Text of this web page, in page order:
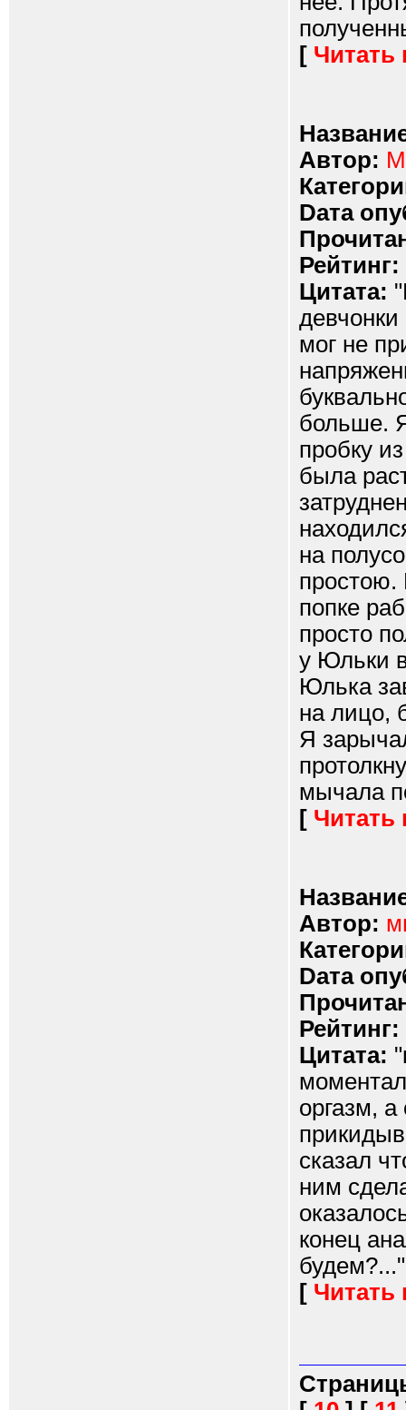
[ Читать
Автор:
Dата
Рейтинг:
Цитата:
мог не
больше.
пробку
была
на
простою.
попке
просто
у Юльки
Юлька
на лицо,
Я
мычала
[ Читать
Автор:
Dата
Рейтинг:
Цитата:
оргазм,
сказал
ним
конец
будем?..."
[ Читать